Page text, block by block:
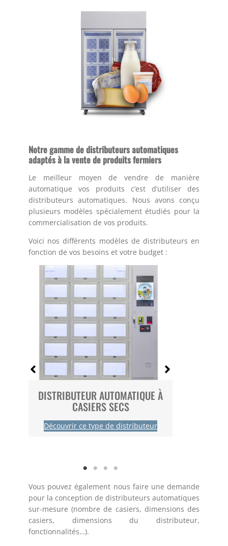
Notre gamme de distributeurs automatiques
adaptés à la vente de produits fermiers
Le meilleur moyen de vendre de manière
automatique vos produits c’est d’utiliser des
distributeurs automatiques. Nous avons conçu
plusieurs modèles spécialement étudiés pour la
commercialisation de vos produits.
Voici nos différents modèles de distributeurs en
fonction de vos besoins et votre budget :
DISTRIBUTEUR AUTOMATIQUE À
CASIERS SECS
Découvrir ce type de distributeur
Vous pouvez également nous faire une demande
pour la conception de distributeurs automatiques
sur-mesure (nombre de casiers, dimensions des
casiers, dimensions du distributeur,
fonctionnalités…).